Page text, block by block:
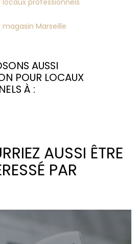
Marseille
AUSSI
POUR LOCAUX
À :
AUSSI ÊTRE
PAR